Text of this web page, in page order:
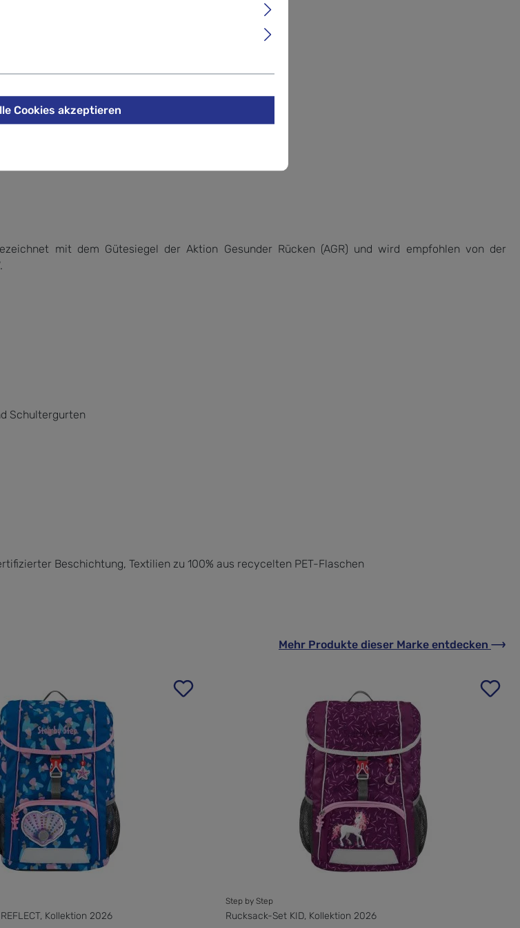
mit dem Gütesiegel der Aktion Gesunder Rücken (AGR) und wird empfohlen von der
Schultergurten
Beschichtung, Textilien zu 100% aus recycelten PET-Flaschen
Mehr Produkte dieser Marke entdecken
Rucksack-Set KID REFLECT, Kollektion 2026
Step by Step
Rucksack-Set KID, Kollektion 2026
Cookies akzeptieren